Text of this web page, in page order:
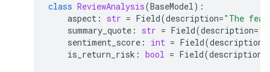
class ReviewAnalysis(BaseModel):
aspect : str = Field(description="The
summary_quote : str = Field(description=
sentiment_score : int = Field(description
is_return_risk : bool = Field(description